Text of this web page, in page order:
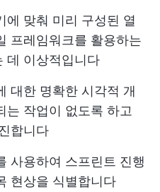
에 맞춰 미리 구성된 열
프레임워크를 활용하는
데 이상적입니다
대한 명확한 시각적 개
는 작업이 없도록 하고
합니다
사용하여 스프린트 진행
현상을 식별합니다